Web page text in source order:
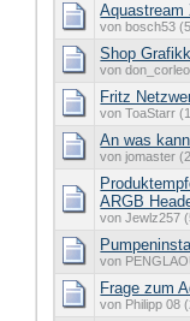
von bosch53
Shop
von
Fritz
von ToaStarr
An was
von jomaster
ARGB
von Jewlz257
von
Frage zum
von Philipp 08